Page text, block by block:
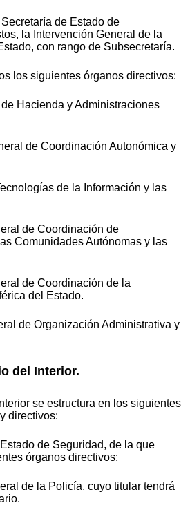
de Estado de
la Intervención General de la
con rango de Subsecretaría.
los siguientes órganos directivos:
Hacienda y Administraciones
de Coordinación Autonómica y
de la Información y las
de Coordinación de
Comunidades Autónomas y las
de Coordinación de la
del Estado.
de Organización Administrativa y
del Interior.
se estructura en los siguientes
directivos:
de Seguridad, de la que
órganos directivos:
de la Policía, cuyo titular tendrá